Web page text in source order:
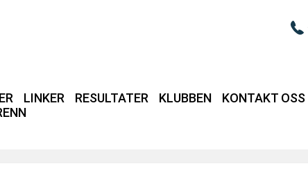
LINKER RESULTATER KLUBBEN
KONTAKT OSS